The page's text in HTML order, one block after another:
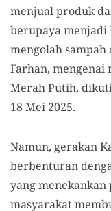
menjual produk
berupaya menjadi
mengolah
Farhan, mengenai
Merah Putih,
18 Mei 2025.
Namun, gerakan
berbenturan
yang menekankan
masyarakat